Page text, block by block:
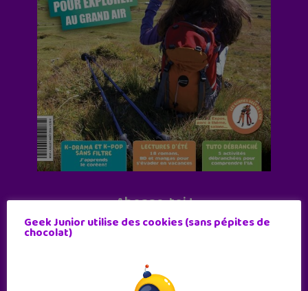
Abonne-toi !
11 numéros par an
JE M'ABONNE !
Geek Junior utilise des cookies (sans pépites de
chocolat)